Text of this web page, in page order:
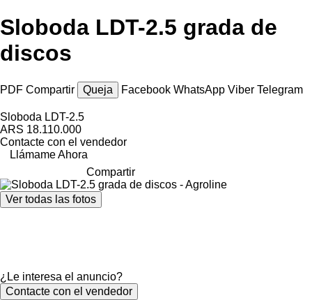
Sloboda LDT-2.5 grada de
discos
PDF Compartir Queja Facebook WhatsApp Viber Telegram
Sloboda LDT-2.5
ARS 18.110.000
Contacte con el vendedor
Llámame Ahora
Compartir
Ver todas las fotos
¿Le interesa el anuncio?
Contacte con el vendedor